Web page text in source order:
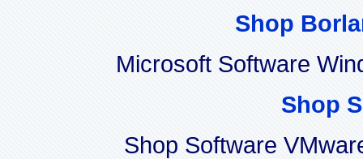
Shop
Microsoft Software
Shop
Shop Software